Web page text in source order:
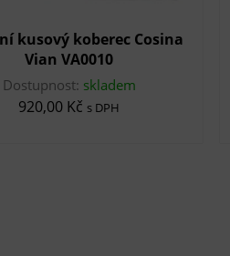
kusový koberec Cosina
Vian VA0010
Dostupnost: skladem
920,00 Kč s DPH